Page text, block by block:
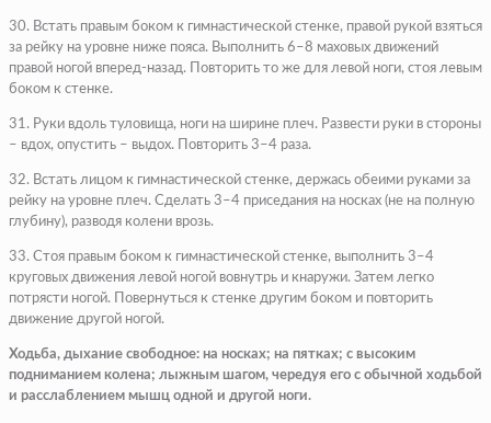
30. Встать правым боком к гимнастической стенке, правой рукой взяться
за рейку на уровне ниже пояса. Выполнить 6–8 маховых движений
правой ногой вперед-назад. Повторить то же для левой ноги, стоя левым
боком к стенке.
31. Руки вдоль туловища, ноги на ширине плеч. Развести руки в стороны
– вдох, опустить – выдох. Повторить 3–4 раза.
32. Встать лицом к гимнастической стенке, держась обеими руками за
рейку на уровне плеч. Сделать 3–4 приседания на носках (не на полную
глубину), разводя колени врозь.
33. Стоя правым боком к гимнастической стенке, выполнить 3–4
круговых движения левой ногой вовнутрь и кнаружи. Затем легко
потрясти ногой. Повернуться к стенке другим боком и повторить
движение другой ногой.
Ходьба, дыхание свободное: на носках; на пятках; с высоким
подниманием колена; лыжным шагом, чередуя его с обычной ходьбой
и расслаблением мышц одной и другой ноги.